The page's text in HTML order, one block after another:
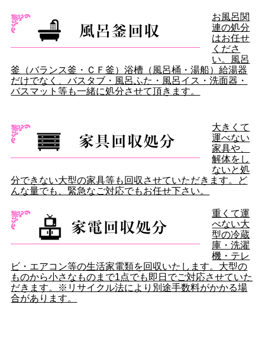
お風呂関
連の処分
はお任せ
くださ
い。風呂
釜（バランス釜・ＣＦ釜）浴槽（風呂桶・湯船）給湯器
だけでなく、バスタブ・風呂ふた・風呂イス・洗面器・
バスマット等も一緒に処分させて頂きます。
大きくて
運べない
家具や、
解体をし
ないと処
分できない大型の家具等も回収させていただきます。ど
んな量でも、緊急なご対応でもお任せ下さい。
重くて運
べない大
型の冷蔵
庫・洗濯
機・テレ
ビ・エアコン等の生活家電類を回収いたします。大型の
ものから小さなものまで1点でも即日でご対応させていた
だきます。※リサイクル法により別途手数料がかかる場
合があります。